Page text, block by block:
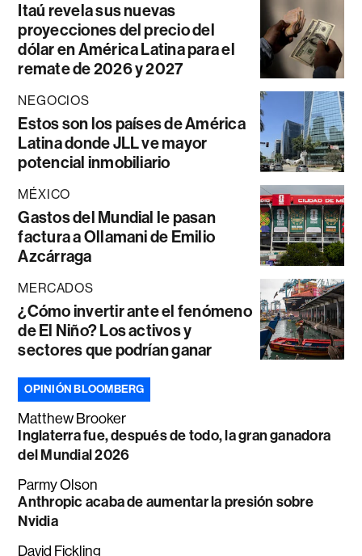
Itaú revela sus nuevas
proyecciones del precio del
dólar en América Latina para el
remate de 2026 y 2027
NEGOCIOS
Estos son los países de América
Latina donde JLL ve mayor
potencial inmobiliario
MÉXICO
Gastos del Mundial le pasan
factura a Ollamani de Emilio
Azcárraga
MERCADOS
¿Cómo invertir ante el fenómeno
de El Niño? Los activos y
sectores que podrían ganar
OPINIÓN BLOOMBERG
Matthew Brooker
Inglaterra fue, después de todo, la gran ganadora
del Mundial 2026
Parmy Olson
Anthropic acaba de aumentar la presión sobre
Nvidia
David Fickling